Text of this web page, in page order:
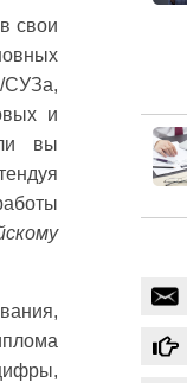
свои
и
вы